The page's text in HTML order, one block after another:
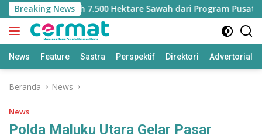
Langsung
ke
konten
Breaking News
Jatah 7.500 Hektare Sawah dari Program Pusat
News Feature Sastra Perspektif Direktori Advertorial
Beranda News
News
Polda Maluku Utara Gelar Pasar